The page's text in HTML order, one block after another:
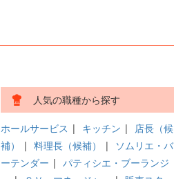
人気の職種から探す
ホールサービス | キッチン | 店長（候
補）
| 料理長（候補） |
ソムリエ・バ
ーテンダー | パティシエ・ブーランジ